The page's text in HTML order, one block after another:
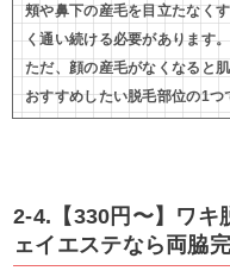
頬や鼻下の産毛を目立たなく
く通い続ける必要があります。
ただ、顔の産毛がなくなると
おすすめしたい脱毛部位の1つ
2-4.【330円〜】ワキ
ェイエステなら両脇